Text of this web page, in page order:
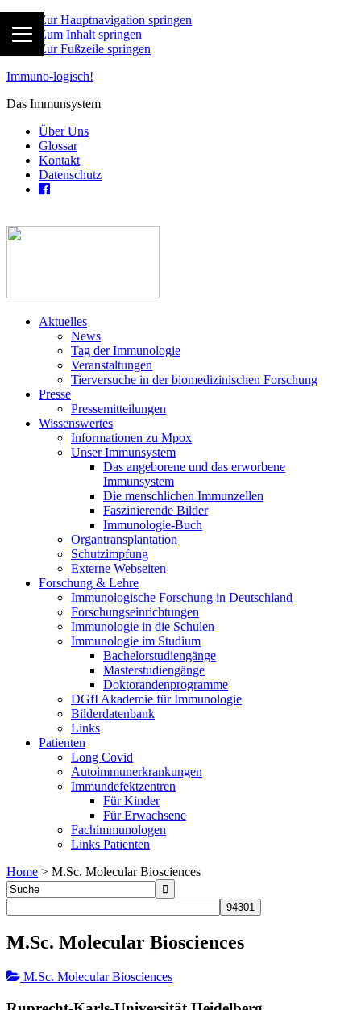
Zur Hauptnavigation springen
Zum Inhalt springen
Zur Fußzeile springen
Immuno-logisch!
Das Immunsystem
Über Uns
Glossar
Kontakt
Datenschutz
Aktuelles
News
Tag der Immunologie
Veranstaltungen
Tierversuche in der biomedizinischen Forschung
Presse
Pressemitteilungen
Wissenswertes
Informationen zu Mpox
Unser Immunsystem
Das angeborene und das erworbene
Immunsystem
Die menschlichen Immunzellen
Faszinierende Bilder
Immunologie-Buch
Organtransplantation
Schutzimpfung
Externe Webseiten
Forschung & Lehre
Immunologische Forschung in Deutschland
Forschungseinrichtungen
Immunologie in die Schulen
Immunologie im Studium
Bachelorstudiengänge
Masterstudiengänge
Doktorandenprogramme
DGfI Akademie für Immunologie
Bilderdatenbank
Links
Patienten
Long Covid
Autoimmunerkrankungen
Immundefektzentren
Für Kinder
Für Erwachsene
Fachimmunologen
Links Patienten
Home > M.Sc. Molecular Biosciences
M.Sc. Molecular Biosciences
M.Sc. Molecular Biosciences